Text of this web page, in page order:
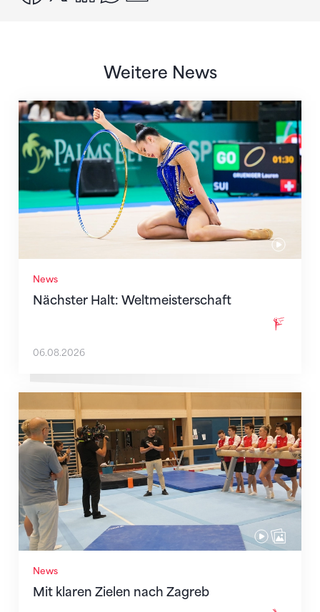
Weitere News
News
Nächster Halt: Weltmeisterschaft
Nächster Halt: Weltmeisterschaft
06.08.2026
News
Mit klaren Zielen nach Zagreb
Mit klaren Zielen nach Zagreb